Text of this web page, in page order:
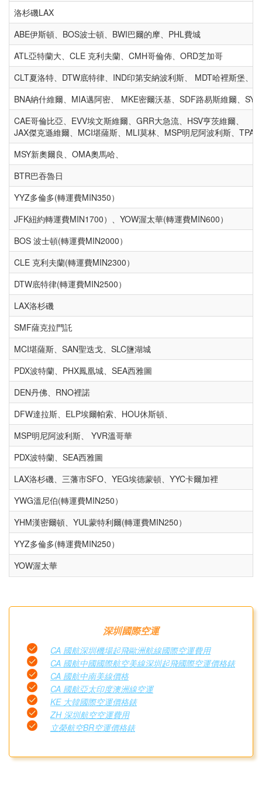
洛杉磯LAX
ABE伊斯頓、BOS波士頓、BWI巴爾的摩、PHL費城
ATL亞特蘭大、CLE 克利夫蘭、CMH哥倫佈、ORD芝加哥
CLT夏洛特、DTW底特律、IND印第安納波利斯、 MDT哈裡斯堡、
BNA納什維爾、MIA邁阿密、 MKE密爾沃基、SDF路易斯維爾、
CAE哥倫比亞、EVV埃文斯維爾、GRR大急流、
JAX傑克遜維爾、MCI堪薩斯、MLI莫林、MSP明尼阿波利斯、TPA
MSY新奧爾良、OMA奧馬
BTR巴吞魯日
YYZ多倫多(轉運費MIN350）
JFK紐約轉運費MIN1700）、YOW渥太華(轉運費MIN600）
BOS 波士頓(轉運費MIN2000）
CLE 克利夫蘭(轉運費MIN2300）
DTW底特律(轉運費MIN2500）
LAX洛杉磯
SMF薩克拉門託
MCI堪薩斯、SAN聖迭戈、SLC鹽湖城
PDX波特蘭、PHX鳳凰城、SEA西雅圖
DEN丹佛、RNO裡諾
DFW達拉斯、ELP埃爾帕索、HOU休斯頓、
MSP明尼阿波利斯、 YVR溫哥華
PDX波特蘭、SEA西雅圖
LAX洛杉磯、三藩市SFO、YEG埃德蒙頓、YYC卡爾加裡
YWG溫尼伯(轉運費MIN250）
YHM漢密爾頓、YUL蒙特利爾(轉運費MIN250）
YYZ多倫多(轉運費MIN250）
YOW渥太華
深圳國際空運
CA 國航深圳機場起飛歐洲航線國際空運費用
CA 國航中國國際航空美線深圳起飛國際空運價格錶
CA 國航中南美線價格
CA 國航亞太印度澳洲線空運
KE 大韓國際空運價格錶
ZH 深圳航空空運費用
立榮航空BR空運價格錶